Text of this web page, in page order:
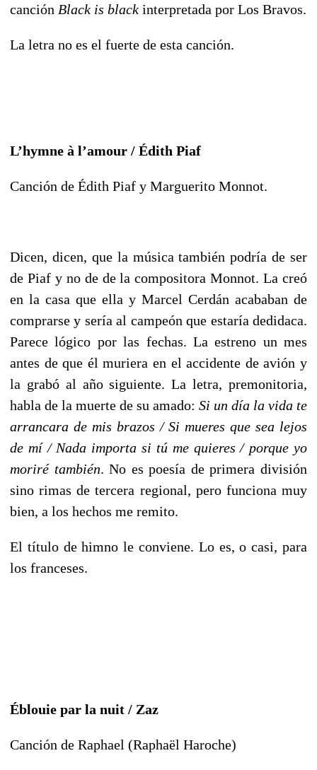
canción Black is black interpretada por Los Bravos.
La letra no es el fuerte de esta canción.
L’hymne à l’amour / Édith Piaf
Canción de Édith Piaf y Marguerito Monnot.
Dicen, dicen, que la música también podría de ser
de Piaf y no de de la compositora Monnot. La creó
en la casa que ella y Marcel Cerdán acababan de
comprarse y sería al campeón que estaría dedidaca.
Parece lógico por las fechas. La estreno un mes
antes de que él muriera en el accidente de avión y
la grabó al año siguiente. La letra, premonitoria,
habla de la muerte de su amado: Si un día la vida te
arrancara de mis brazos / Si mueres que sea lejos
de mí / Nada importa si tú me quieres / porque yo
moriré también. No es poesía de primera división
sino rimas de tercera regional, pero funciona muy
bien, a los hechos me remito.
El título de himno le conviene. Lo es, o casi, para
los franceses.
Éblouie par la nuit / Zaz
Canción de Raphael (Raphaël Haroche)